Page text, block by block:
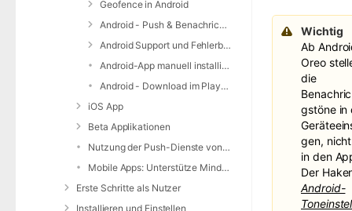
Geofence in Android
Android - Push & Benachrichtigungen
Android Support und Fehlerbehebung
Android-App manuell installieren
Android - Download im PlayStore
iOS App
Beta Applikationen
Nutzung der Push-Dienste von Apple / Google
Mobile Apps: Unterstütze Mindestversionen
Erste Schritte als Nutzer
Installieren und Einstellen
Wichtig
Ab
Oreo
die
gstöne in
gen,
in den
Der
Android-